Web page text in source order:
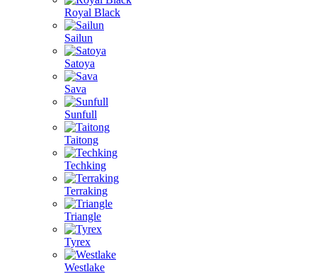
Royal Black
Sailun
Satoya
Sava
Sunfull
Taitong
Techking
Terraking
Triangle
Tyrex
Westlake